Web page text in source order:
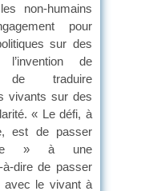
non-humains
pour
sur des
de
de traduire
vivants sur des
« Le défi, à
est de passer
» à une
à-dire de passer
avec le vivant à